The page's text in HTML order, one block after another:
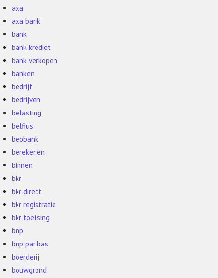
axa
axa bank
bank
bank krediet
bank verkopen
banken
bedrijf
bedrijven
belasting
belfius
beobank
berekenen
binnen
bkr
bkr direct
bkr registratie
bkr toetsing
bnp
bnp paribas
boerderij
bouwgrond